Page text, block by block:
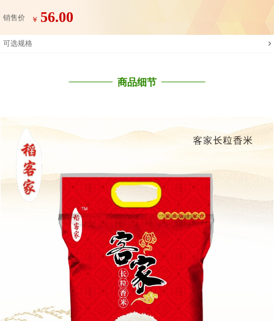
销售价 ￥ 56.00
可选规格
商品细节